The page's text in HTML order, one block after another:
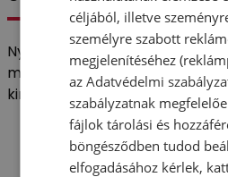
Nyomtasd ki az ingyenes
megfelelő méretű
kimozdulnál otthonról.
Letöltés
céljából, illetve
személyre szabott
megjelenítéséhez
azAdatvédelmi
szabályzatnak
fájlok tárolási és
böngésződben tudod
elfogadásához kérlek,